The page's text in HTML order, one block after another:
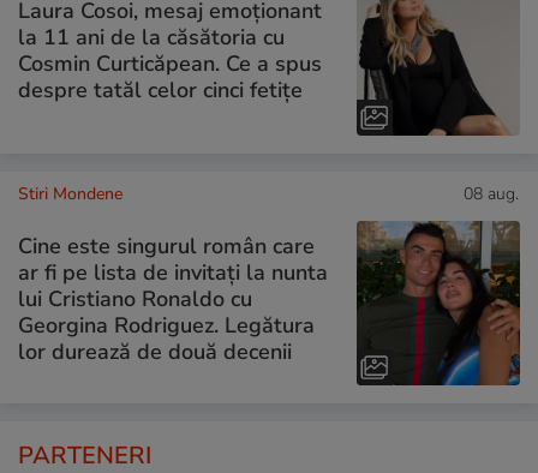
Laura Cosoi, mesaj emoționant
la 11 ani de la căsătoria cu
Cosmin Curticăpean. Ce a spus
despre tatăl celor cinci fetițe
Stiri Mondene 08 aug.
Cine este singurul român care
ar fi pe lista de invitați la nunta
lui Cristiano Ronaldo cu
Georgina Rodriguez. Legătura
lor durează de două decenii
PARTENERI